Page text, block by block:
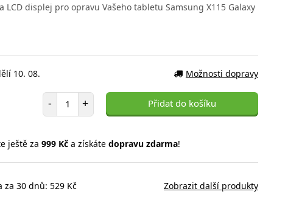
displej pro opravu Vašeho tabletu Samsung X115 Galaxy
10. 08. Možnosti dopravy
- Počet položek
+ Přidat do košíku
ještě za 999 Kča získáte dopravu zdarma!
za 30 dnů: 529 Kč Zobrazit další produkty